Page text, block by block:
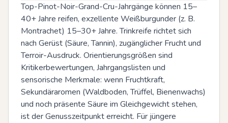
Top-Pinot-Noir-Grand-Cru-Jahrgänge können 15–
40+ Jahre reifen, exzellente Weißburgunder (z. B.
Montrachet) 15–30+ Jahre. Trinkreife richtet sich
nach Gerüst (Säure, Tannin), zugänglicher Frucht und
Terroir-Ausdruck. Orientierungsgrößen sind
Kritikerbewertungen, Jahrgangslisten und
sensorische Merkmale: wenn Fruchtkraft,
Sekundäraromen (Waldboden, Trüffel, Bienenwachs)
und noch präsente Säure im Gleichgewicht stehen,
ist der Genusszeitpunkt erreicht. Für jüngere